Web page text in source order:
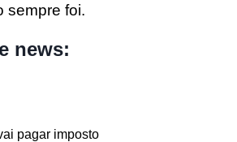
sempre foi.
news:
pagar imposto